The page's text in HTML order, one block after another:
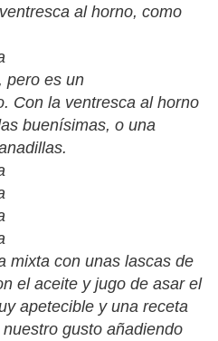
al horno, como
pero es un
Con la ventresca al horno
buenísimas, o una
mixta con unas lascas de
el aceite y jugo de asar el
apetecible y una receta
gusto añadiendo